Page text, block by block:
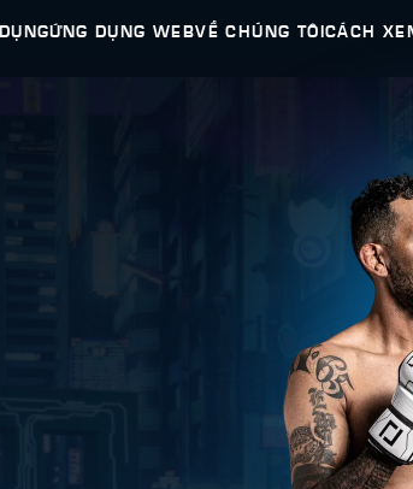
ỨNG DỤNG WEBVỀ CHÚNG TÔICÁCH